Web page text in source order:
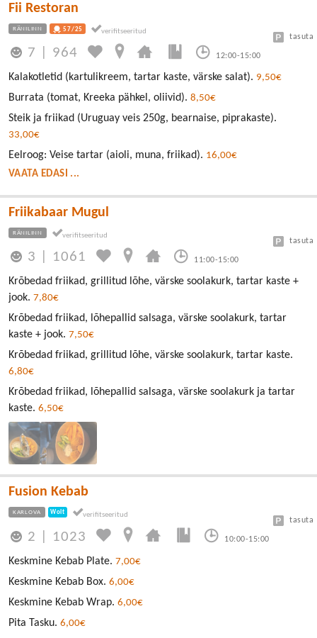
Fii Restoran
RÄNILINN 57/25
7 964 12:00-15:00
tasuta
Kalakotletid (kartulikreem, tartar kaste, värske salat). 9,50€
Burrata (tomat, Kreeka pähkel, oliivid). 8,50€
Steik ja friikad (Uruguay veis 250g, bearnaise, piprakaste).
33,00€
Eelroog: Veise tartar (aioli, muna, friikad). 16,00€
VAATA EDASI ...
Friikabaar Mugul
RÄNILINN
3 1061 11:00-15:00
tasuta
Krõbedad friikad, grillitud lõhe, värske soolakurk, tartar kaste +
jook. 7,80€
Krõbedad friikad, lõhepallid salsaga, värske soolakurk, tartar
kaste + jook. 7,50€
Krõbedad friikad, grillitud lõhe, värske soolakurk, tartar kaste.
6,80€
Krõbedad friikad, lõhepallid salsaga, värske soolakurk ja tartar
kaste. 6,50€
Fusion Kebab
KARLOVA Wolt
2 1023 10:00-15:00
tasuta
Keskmine Kebab Plate. 7,00€
Keskmine Kebab Box. 6,00€
Keskmine Kebab Wrap. 6,00€
Pita Tasku. 6,00€